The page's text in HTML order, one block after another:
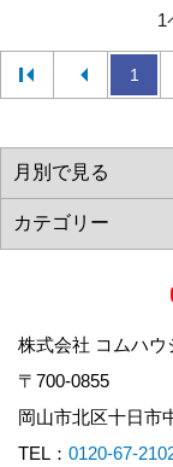
1
1
株式会社 コムハウ
〒700-0855
岡山市北区十日市
TEL： 0120-67-